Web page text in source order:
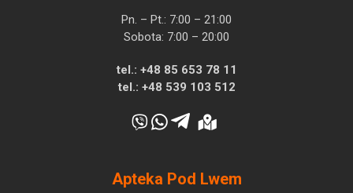
Pn. – Pt.: 7:00 – 21:00
Sobota: 7:00 – 20:00
tel.: +48 85 653 78 11
tel.: +48 539 103 512
Apteka Pod Lwem